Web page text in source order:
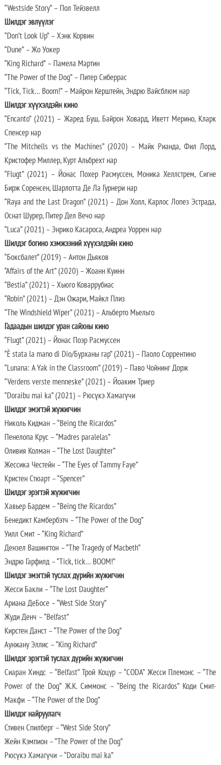
“Westside Story” – Пол Тейзвелл
Шилдэг эвлүүлэг
“Don’t Look Up” – Хэнк Корвин
“Dune” – Жо Уокер
“King Richard” – Памела Мартин
“The Power of the Dog” – Питер Сиберрас
“Tick, Tick… Boom!” – Майрон Керштейн, Эндрю Вайсблюм нар
Шилдэг хүүхэлдэйн кино
“Encanto” (2021) – Жаред Буш, Байрон Ховард, Иветт Мерино, Кларк
Спенсер нар
“The Mitchells vs the Machines” (2020) – Майк Рианда, Фил Лорд,
Кристофер Миллер, Курт Альбрехт нар
“Flugt” (2021) – Йонас Похер Расмуссен, Моника Хеллстрем, Сигне
Бирж Соренсен, Шарлотта Де Ла Гурнери нар
“Raya and the Last Dragon” (2021) – Дон Холл, Карлос Лопез Эстрада,
Оснат Шурер, Питер Дел Вечо нар
“Luca” (2021) – Энрико Касароса, Андреа Уоррен нар
Шилдэг богино хэмжээний хүүхэлдэйн кино
“Боксбалет” (2019) – Антон Дьяков
“Affairs of the Art” (2020) – Жоанн Куинн
“Bestia” (2021) – Хьюго Коваррубиас
“Robin” (2021) – Дэн Ожари, Майкл Плиз
“The Windshield Wiper” (2021) – Альберто Мьельго
Гадаадын шилдэг уран сайхны кино
“Flugt” (2021) – Йонас Поэр Расмуссен
“È stata la mano di Dio/Бурханы гар” (2021) – Паоло Соррентино
“Lunana: A Yak in the Classroom” (2019) – Паво Чойнинг Дорж
“Verdens verste menneske” (2021) – Йоаким Триер
“Doraibu mai ka” (2021) – Рюсүкэ Хамагүчи
Шилдэг эмэгтэй жүжигчин
Николь Кидман – “Being the Ricardos”
Пенелопа Крус – “Madres paralelas”
Оливия Колман – “The Lost Daughter”
Жессика Честейн – “The Eyes of Tammy Faye”
Кристен Стюарт – “Spencer”
Шилдэг эрэгтэй жүжигчин
Хавьер Бардем – “Being the Ricardos”
Бенедикт Камбербэтч – “The Power of the Dog”
Уилл Смит – “King Richard”
Дензел Вашингтон – “The Tragedy of Macbeth”
Эндрю Гарфилд – “Tick, tick… BOOM!”
Шилдэг эмэгтэй туслах дүрийн жүжигчин
Жесси Бакли – “The Lost Daughter”
Ариана ДеБосе – “West Side Story”
Жуди Денч – “Belfast”
Кирстен Данст – “The Power of the Dog”
Аунжану Эллис – “King Richard”
Шилдэг эрэгтэй туслах дүрийн жүжигчин
Сиаран Хиндс – “Belfast” Трой Коцур – “CODA” Жесси Племонс – “The
Power of the Dog” Ж.К. Симмонс – “Being the Ricardos” Коди Смит-
Макфи – “The Power of the Dog”
Шилдэг найруулагч
Стивен Спилберг – “West Side Story”
Жейн Кэмпион – “The Power of the Dog”
Рюсүкэ Хамагүчи – “Doraibu mai ka”